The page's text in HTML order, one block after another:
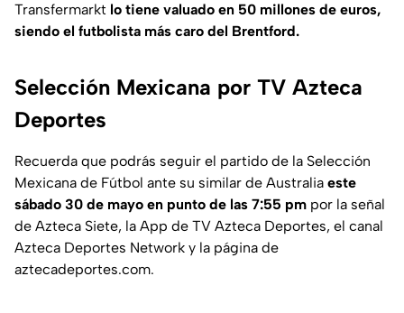
Transfermarkt lo tiene valuado en 50 millones de euros,
siendo el futbolista más caro del Brentford.
Selección Mexicana por TV Azteca
Deportes
Recuerda que podrás seguir el partido de la Selección
Mexicana de Fútbol ante su similar de Australia este
sábado 30 de mayo en punto de las 7:55 pm por la señal
de Azteca Siete, la App de TV Azteca Deportes, el canal
Azteca Deportes Network y la página de
aztecadeportes.com.